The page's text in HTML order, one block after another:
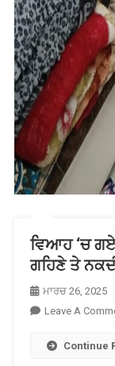
ਵਿਆਹ ‘ਚ
ਗਹਿਣੇ ਤੇ
ਮਾਰਚ 26, 2025
Leave A
Continue